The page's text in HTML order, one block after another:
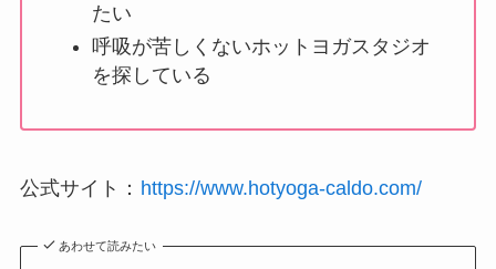
たい
呼吸が苦しくないホットヨガスタジオ
を探している
公式サイト： https://www.hotyoga-caldo.com/
あわせて読みたい